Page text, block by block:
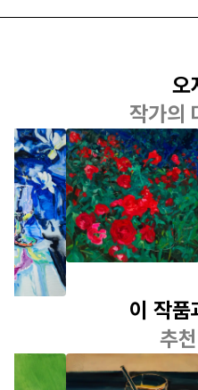
오
작가의
우리들
오지은
매기가 울기 시
작하는 밤
이 작품
추
장승근